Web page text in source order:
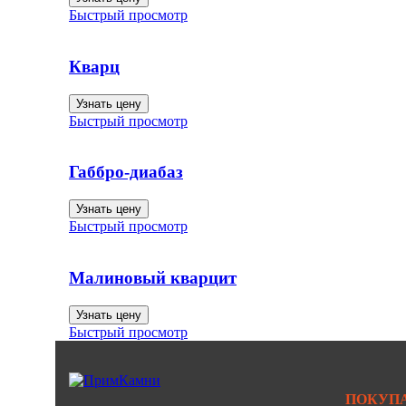
Быстрый просмотр
Кварц
Узнать цену
Быстрый просмотр
Габбро-диабаз
Узнать цену
Быстрый просмотр
Малиновый кварцит
Узнать цену
Быстрый просмотр